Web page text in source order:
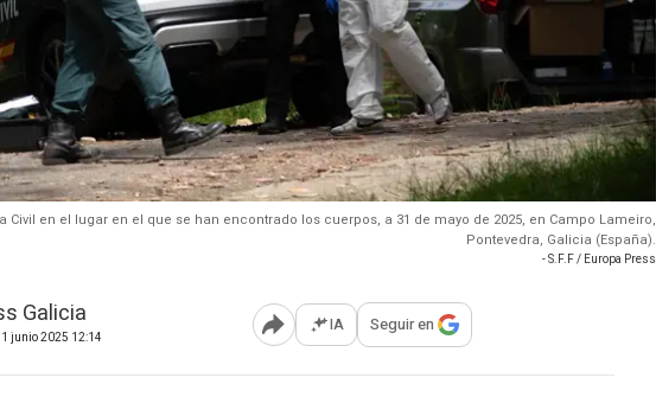
Civil en el lugar en el que se han encontrado los cuerpos, a 31 de mayo de 2025, en Campo Lameiro,
Pontevedra, Galicia (España).
- S.F.F / Europa Press
Galicia
junio 2025 12:14 Abrir opciones para compartir
IA Seguir en